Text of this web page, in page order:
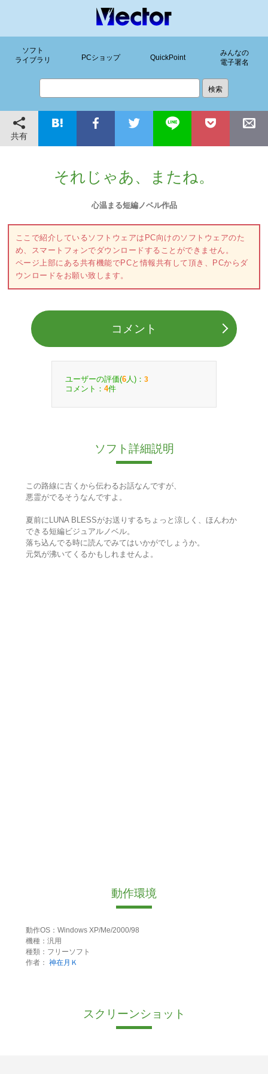
ソフト
ライブラリ
PCショップ QuickPoint
みんなの
電子署名
共有
それじゃあ、またね。
心温まる短編ノベル作品
ここで紹介しているソフトウェアはPC向けのソフトウェアのた
め、スマートフォンでダウンロードすることができません。
ページ上部にある共有機能でPCと情報共有して頂き、PCからダ
ウンロードをお願い致します。
コメント
ユーザーの評価(6 人)： 3
コメント： 4件
ソフト詳細説明
この路線に古くから伝わるお話なんですが、
悪霊がでるそうなんですよ。
夏前にLUNA BLESSがお送りするちょっと涼しく、ほんわか
できる短編ビジュアルノベル。
落ち込んでる時に読んでみてはいかがでしょうか。
元気が沸いてくるかもしれませんよ。
動作環境
動作OS：Windows XP/Me/2000/98
機種：汎用
種類：フリーソフト
作者： 神在月Ｋ
スクリーンショット